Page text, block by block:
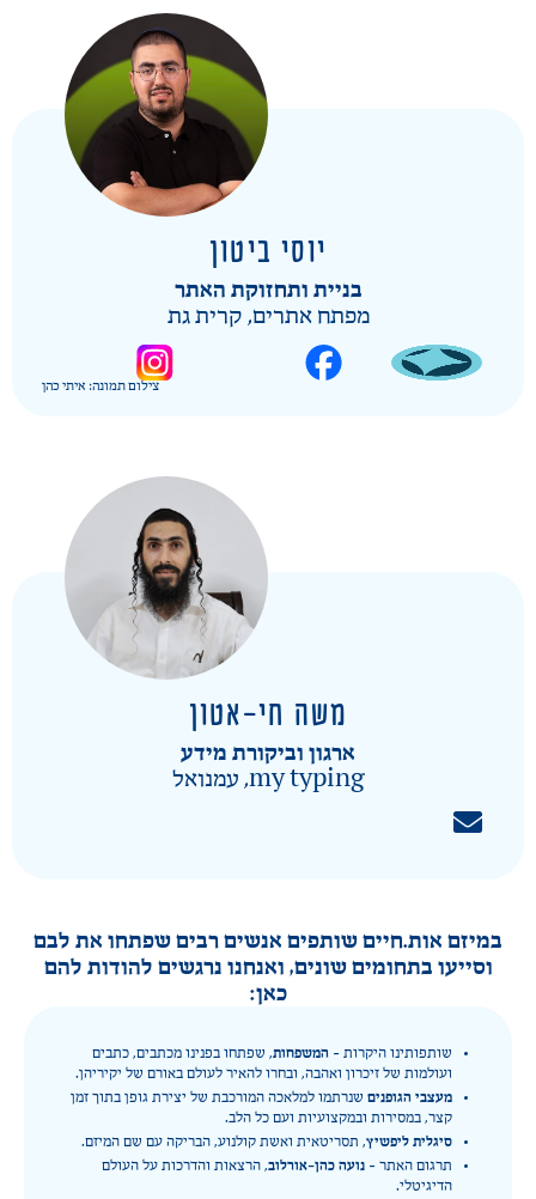
יוסי ביטון
בניית ותחזוקת האתר
מפתח אתרים, קרית גת
צילום תמונה: איתי כהן
משה חי-אטון
ארגון וביקורת מידע
my typing, עמנואל
במיזם אות.חיים שותפים אנשים רבים שפתחו את לבם
וסייעו בתחומים שונים, ואנחנו נרגשים להודות להם
כאן:
שותפותינו היקרות – המשפחות, שפתחו בפנינו מכתבים, כתבים
ועולמות של זיכרון ואהבה, ובחרו להאיר לעולם באורם של יקיריהן.
מעצבי הגופנים שנרתמו למלאכה המורכבת של יצירת גופן בתוך זמן
קצר, במסירות ובמקצועיות ועם כל הלב.
סיגלית ליפשיץ, תסריטאית ואשת קולנוע, הבריקה עם שם המיזם.
תרגום האתר – נועה כהן-אורלוב, הרצאות והדרכות על העולם
הדיגיטלי.